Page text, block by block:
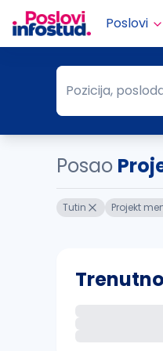
Poslovi
Pozicija,
Pozicija,
Posao
Tutin Projekt